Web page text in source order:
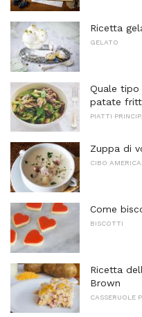
Ricetta
GELATO
Quale
patate
PIATTI
Zuppa di
CIBO
Come
BISCOTTI
Ricetta
Brown
CASSERUOLE